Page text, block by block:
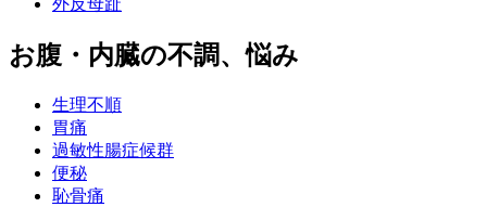
外反母趾
お腹・内臓の不調、悩み
生理不順
胃痛
過敏性腸症候群
便秘
恥骨痛